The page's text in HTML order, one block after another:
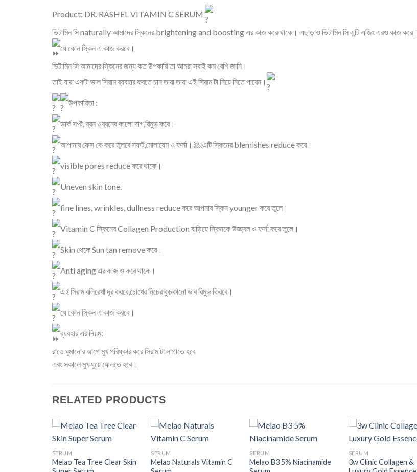
Product: DR. RASHEL VITAMIN C SERUM
ভিটামিন সি naturally আমাদের স্কিনের brightening and boosting এর কাজ করে থাকে। এছাড়াও ভিটামিন সি এন্টি এজিং এরও কাজ করে।
যে কোন স্কিন এ কাজ করবে।
ভিটামিন সি আমাদের স্কিনের জন্য কত উপকারি তা আমরা সবাই কম বেশি জানি।
তাই যারা একটা ভাল সিরাম ব্যবহার করতে চান তারা তারা এই সিরাম টা নিয়ে নিতে পারেন।
উপকারিতা :
ডার্ক সপ্ট, ব্রন ওব্রনের কালো দাগ,রিমুভ করে।
আপানার ফেস কে করে তুলবে সফট,মোলায়েম ও ফর্সা। ￼এটি স্কিনের blemishes reduce করে।
visible pores reduce করে থাকে।
Uneven skin tone.
fine lines, wrinkles, dullness reduce করে আপনার স্কিন younger করে তুলে।
Vitamin C স্কিনের Collagen Production বাড়িয়ে স্কিনকে উজ্জ্বল ও ফর্সা করে তুলে।
Skin থেকে Sun tan remove করে।
Anti aging এর কাজ ও করে থাকে।
এই সিরাম বলিরেখা দূর করবে,চোখের নিচের কুচকানো ভাব রিমুভ কিরবে।
যে কোন স্কিন এ কাজ করবে।
ব্যবহার এর নিয়ম:
রাতে ঘুমানোর আগে মুখ পরিষ্কার করে সিরাম টা লাগাতে হবে
এবং সকালে মুখ ধুয়ে ফেলতে হবে।
RELATED PRODUCTS
SERUM
Melao Tea Tree Clear Skin
SERUM
Melao Naturals Vitamin C
SERUM
Melao B3 5% Niacinamide
SERUM
3w Clinic Collagen &